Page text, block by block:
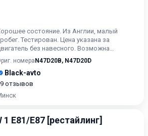
состояние. Из Англии, малый
Тестирован. Цена указана за
без навесного. Возможна
в сборе. Цену в сборе уточ...
номера N47D20B, N47D20D
Black-avto
отзывов
E81/E87 [рестайлинг]